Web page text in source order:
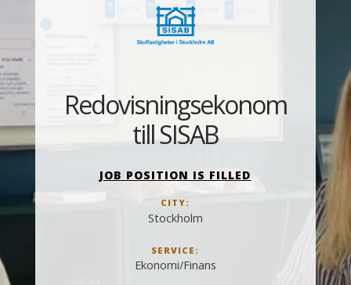
JOB POSITION IS FILLED
CITY:
Stockholm
SERVICE:
Ekonomi/Finans
Redovisningsekonom
till SISAB